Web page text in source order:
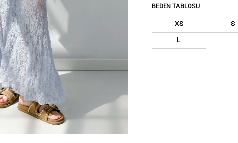
BEDEN TABLOSU
XS S
L